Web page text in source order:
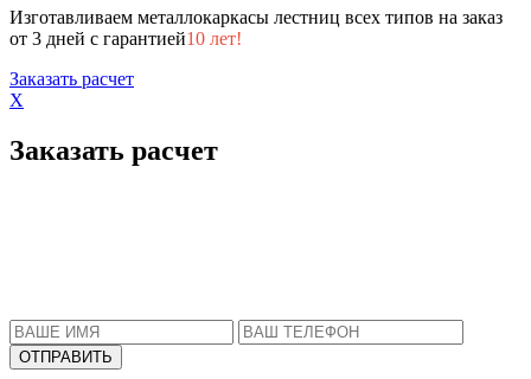
Изготавливаем металлокаркасы лестниц всех типов на заказ
от 3 дней с гарантией10 лет!
Заказать расчет
X
Заказать расчет